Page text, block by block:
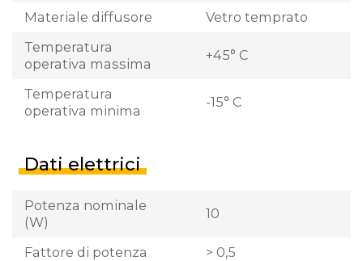
Materiale diffusore
Vetro temprato
Temperatura
operativa massima
+45° C
Temperatura
operativa minima
-15° C
Dati elettrici
Potenza nominale
(W)
10
Fattore di potenza
> 0,5